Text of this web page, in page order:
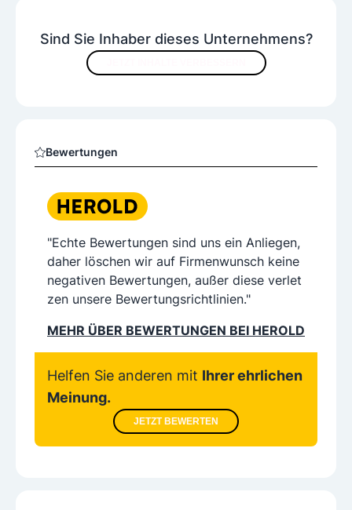
Sind Sie Inhaber dieses Unternehmens?
Bewertungen
"Echte Bewertungen sind uns ein Anliegen,
daher löschen wir auf Firmenwunsch keine
negativen Bewertungen, außer diese verlet
zen unsere Bewertungsrichtlinien."
MEHR ÜBER BEWERTUNGEN BEI HEROLD
Helfen Sie anderen mit Ihrer ehrlichen
Meinung.
JETZT BEWERTEN